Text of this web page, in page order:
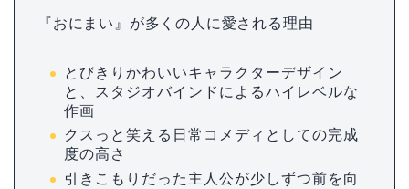
『おにまい』が多くの人に愛される理由
とびきりかわいいキャラクターデザイン
と、スタジオバインドによるハイレベルな
作画
クスっと笑える日常コメディとしての完成
度の高さ
引きこもりだった主人公が少しずつ前を向